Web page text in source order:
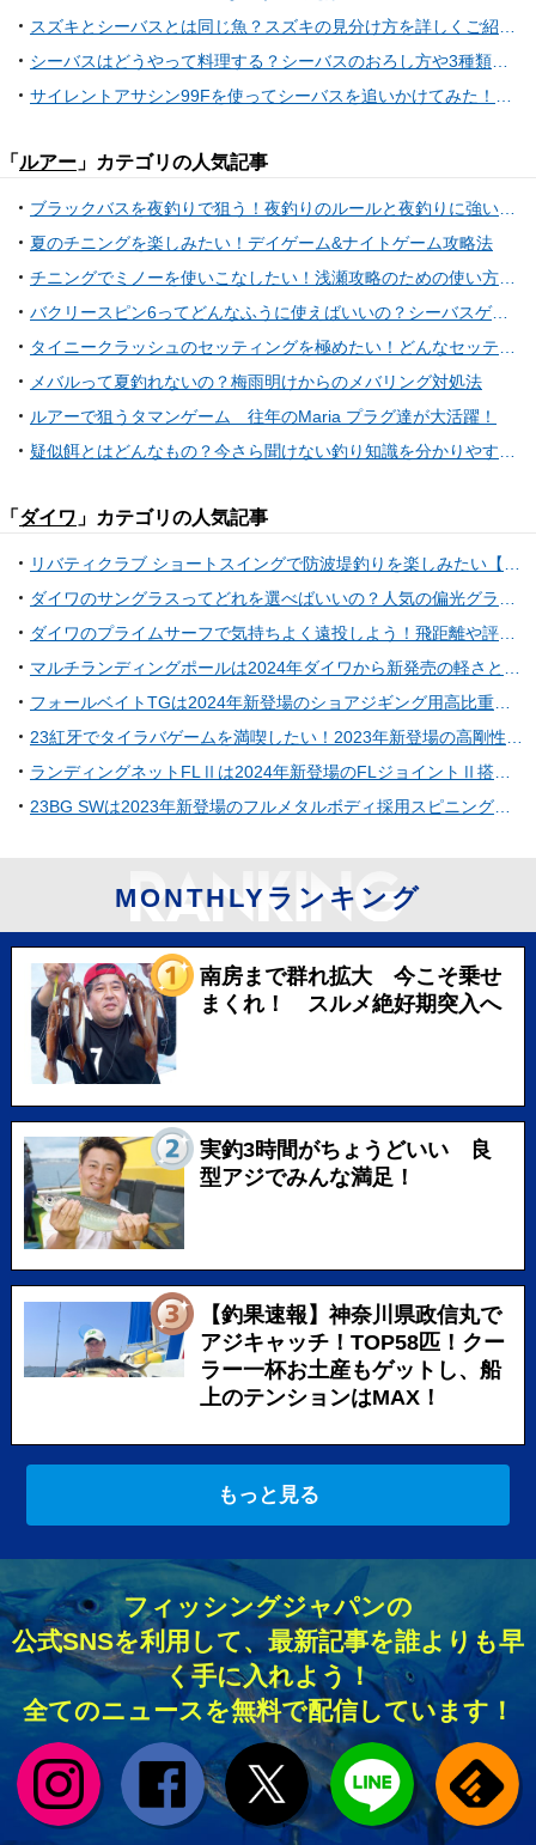
スズキとシーバスとは同じ魚？スズキの見分け方を詳しくご紹介！
シーバスはどうやって料理する？シーバスのおろし方や3種類のオススメレシピを大公開！
サイレントアサシン99Fを使ってシーバスを追いかけてみた！実釣インプレとおすすめタックル
「 ルアー 」カテゴリの人気記事
ブラックバスを夜釣りで狙う！夜釣りのルールと夜釣りに強いルアーをご紹介！
夏のチニングを楽しみたい！デイゲーム&ナイトゲーム攻略法
チニングでミノーを使いこなしたい！浅瀬攻略のための使い方特集
バクリースピン6ってどんなふうに使えばいいの？シーバスゲーム用スピンテールジグ
タイニークラッシュのセッティングを極めたい！どんなセッティングでバスを攻略しているの？
メバルって夏釣れないの？梅雨明けからのメバリング対処法
ルアーで狙うタマンゲーム 往年のMaria プラグ達が大活躍！
疑似餌とはどんなもの？今さら聞けない釣り知識を分かりやすく解説
「 ダイワ 」カテゴリの人気記事
リバティクラブ ショートスイングで防波堤釣りを楽しみたい【ダイワ】
ダイワのサングラスってどれを選べばいいの？人気の偏光グラスおすすめ10選
ダイワのプライムサーフで気持ちよく遠投しよう！飛距離や評判を大調査
マルチランディングポールは2024年ダイワから新発売の軽さと強さを備えたタモの柄！
フォールベイトTGは2024年新登場のショアジギング用高比重ローリングフォールジグ！
23紅牙でタイラバゲームを満喫したい！2023年新登場の高剛性+コンパクトなベイトリール
ランディングネットFLⅡは2024年新登場のFLジョイントⅡ搭載ネット！
23BG SWは2023年新登場のフルメタルボディ採用スピニングリール！【ダイワ】
MONTHLYランキング
南房まで群れ拡大 今こそ乗せ
まくれ！ スルメ絶好期突入へ
実釣3時間がちょうどいい 良
型アジでみんな満足！
【釣果速報】神奈川県政信丸で
アジキャッチ！TOP58匹！クー
ラー一杯お土産もゲットし、船
上のテンションはMAX！
もっと見る
フィッシングジャパンの
公式SNSを利用して、最新記事を誰よりも早
く手に入れよう！
全てのニュースを無料で配信しています！